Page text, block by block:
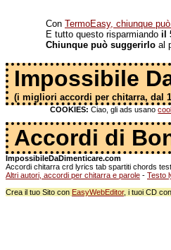
Con TermoEasy, chiunque
E tutto questo risparmiando il
Chiunque può suggerirlo al
Impossibile
(i migliori accordi per chitarra, dal
COOKIES: Ciao, gli ads usano
Accordi di
ImpossibileDaDimenticare.com
Accordi chitarra crd lyrics tab spartiti chords
Altri autori, accordi per chitarra e parole - Testo
Crea il tuo Sito con EasyWebEditor, i tuoi CD con